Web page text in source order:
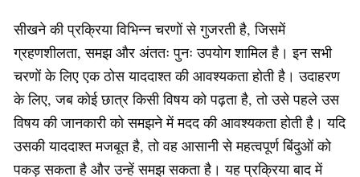
सीखने की प्रक्रिया विभिन्न चरणों से गुजरती है, जिसमें
ग्रहणशीलता, समझ और अंततः पुनः उपयोग शामिल है। इन सभी
चरणों के लिए एक ठोस याददाश्त की आवश्यकता होती है। उदाहरण
के लिए, जब कोई छात्र किसी विषय को पढ़ता है, तो उसे पहले उस
विषय की जानकारी को समझने में मदद की आवश्यकता होती है। यदि
उसकी याददाश्त मजबूत है, तो वह आसानी से महत्वपूर्ण बिंदुओं को
पकड़ सकता है और उन्हें समझ सकता है। यह प्रक्रिया बाद में